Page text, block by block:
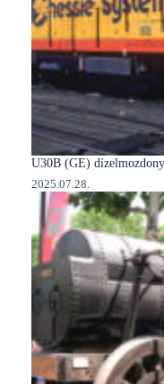
U30B (GE) dízelmozdony
2025.07.28.